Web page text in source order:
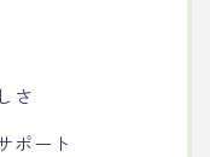
さ
ポート